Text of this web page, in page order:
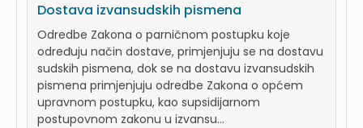
Dostava izvansudskih pismena
Odredbe Zakona o parničnom postupku koje
određuju način dostave, primjenjuju se na dostavu
sudskih pismena, dok se na dostavu izvansudskih
pismena primjenjuju odredbe Zakona o općem
upravnom postupku, kao supsidijarnom
postupovnom zakonu u izvansu...